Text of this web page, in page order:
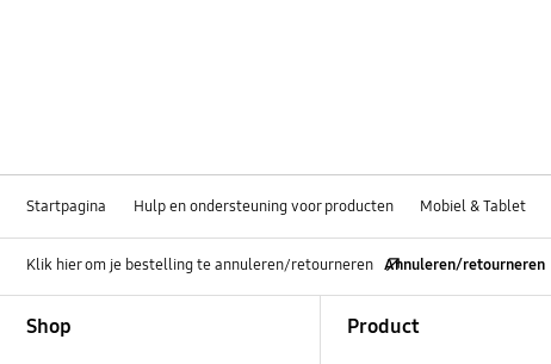
Startpagina Hulp en ondersteuning voor producten Mobiel & Tablet
Klik hier om je bestelling te annuleren/retourneren Annuleren/retourneren
Shop Product